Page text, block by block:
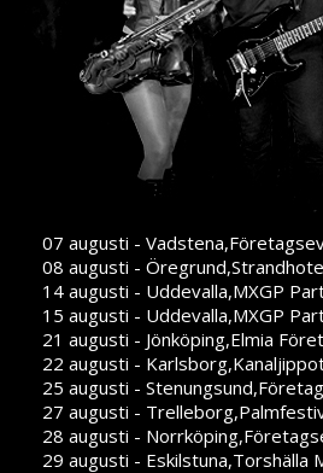
07 augusti -
08 augusti -
14 augusti - Uddevalla,MXGP
15 augusti - Uddevalla,MXGP
21 augusti - Jönköping,Elmia
22 augusti -
25 augusti -
27 augusti -
28 augusti -
29 augusti - Eskilstuna,Torshälla